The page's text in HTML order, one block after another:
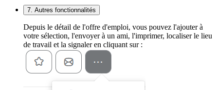
7. Autres fonctionnalités
Depuis le détail de l'offre d'emploi, vous pouvez l'ajouter à
votre sélection, l'envoyer à un ami, l'imprimer, localiser le lieu
de travail et la signaler en cliquant sur :